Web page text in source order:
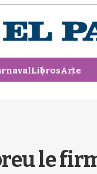
LibrosArte
le